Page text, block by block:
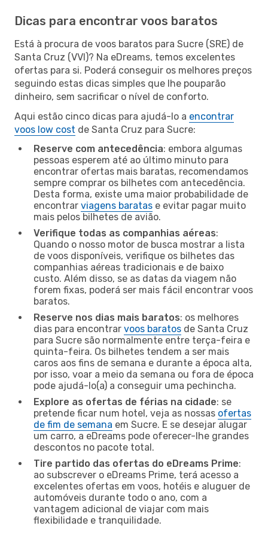
Dicas para encontrar voos baratos
Está à procura de voos baratos para Sucre (SRE) de
Santa Cruz (VVI)? Na eDreams, temos excelentes
ofertas para si. Poderá conseguir os melhores preços
seguindo estas dicas simples que lhe pouparão
dinheiro, sem sacrificar o nível de conforto.
Aqui estão cinco dicas para ajudá-lo a encontrar
voos low cost de Santa Cruz para Sucre:
Reserve com antecedência: embora algumas
pessoas esperem até ao último minuto para
encontrar ofertas mais baratas, recomendamos
sempre comprar os bilhetes com antecedência.
Desta forma, existe uma maior probabilidade de
encontrar viagens baratas e evitar pagar muito
mais pelos bilhetes de avião.
Verifique todas as companhias aéreas:
Quando o nosso motor de busca mostrar a lista
de voos disponíveis, verifique os bilhetes das
companhias aéreas tradicionais e de baixo
custo. Além disso, se as datas da viagem não
forem fixas, poderá ser mais fácil encontrar voos
baratos.
Reserve nos dias mais baratos: os melhores
dias para encontrar voos baratos de Santa Cruz
para Sucre são normalmente entre terça-feira e
quinta-feira. Os bilhetes tendem a ser mais
caros aos fins de semana e durante a época alta,
por isso, voar a meio da semana ou fora de época
pode ajudá-lo(a) a conseguir uma pechincha.
Explore as ofertas de férias na cidade: se
pretende ficar num hotel, veja as nossas ofertas
de fim de semana em Sucre. E se desejar alugar
um carro, a eDreams pode oferecer-lhe grandes
descontos no pacote total.
Tire partido das ofertas do eDreams Prime:
ao subscrever o eDreams Prime, terá acesso a
excelentes ofertas em voos, hotéis e aluguer de
automóveis durante todo o ano, com a
vantagem adicional de viajar com mais
flexibilidade e tranquilidade.